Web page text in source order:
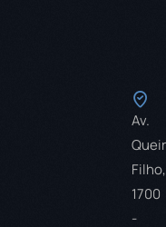
Av.
Filho,
1700
-